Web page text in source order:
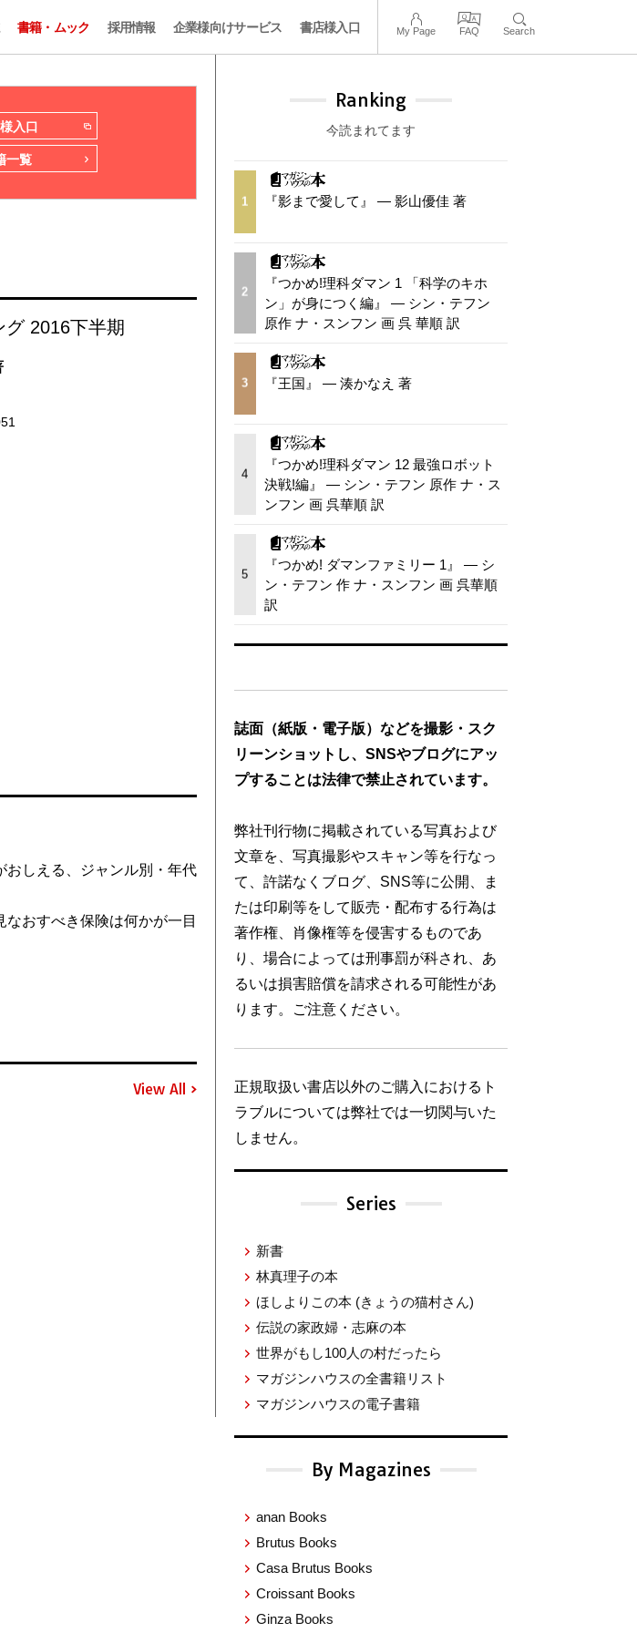
書籍・ムック 採用情報 企業様向けサービス 書店様入口 My Page FAQ Search
入口
一覧
2016下半期
しえる、ジャンル別・年代
おすべき保険は何かが一目
View All
Ranking
今読まれてます
1 『影まで愛して』 — 影山優佳 著
2
『つかめ!理科ダマン 1 「科学のキホ
ン」が身につく編』 — シン・テフン
原作 ナ・スンフン 画 呉 華順 訳
3 『王国』 — 湊かなえ 著
4
『つかめ!理科ダマン 12 最強ロボット
決戦!編』 — シン・テフン 原作 ナ・ス
ンフン 画 呉華順 訳
5
『つかめ! ダマンファミリー 1』 — シ
ン・テフン 作 ナ・スンフン 画 呉華順
訳
誌面（紙版・電子版）などを撮影・スク
リーンショットし、SNSやブログにアッ
プすることは法律で禁止されています。
弊社刊行物に掲載されている写真および
文章を、写真撮影やスキャン等を行なっ
て、許諾なくブログ、SNS等に公開、ま
たは印刷等をして販売・配布する行為は
著作権、肖像権等を侵害するものであ
り、場合によっては刑事罰が科され、あ
るいは損害賠償を請求される可能性があ
ります。ご注意ください。
正規取扱い書店以外のご購入におけるト
ラブルについては弊社では一切関与いた
しません。
Series
新書
林真理子の本
ほしよりこの本 (きょうの猫村さん)
伝説の家政婦・志麻の本
世界がもし100人の村だったら
マガジンハウスの全書籍リスト
マガジンハウスの電子書籍
By Magazines
anan Books
Brutus Books
Casa Brutus Books
Croissant Books
Ginza Books